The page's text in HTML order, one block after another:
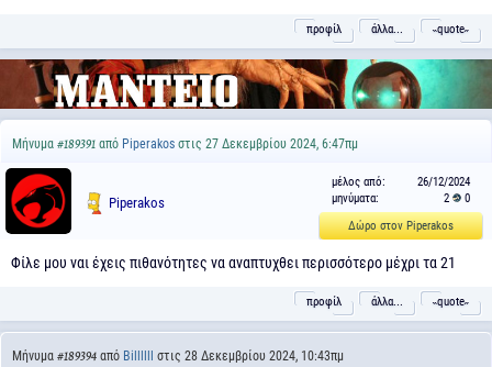
προφίλ άλλα... ˵quote˶
Μήνυμα #189391 από Piperakos στις 27 Δεκεμβρίου 2024, 6:47πμ
Piperakos
μέλος από:
26/12/2024
μηνύματα:
2
0
Δώρο στον Piperakos
Φίλε μου ναι έχεις πιθανότητες να αναπτυχθει περισσότερο μέχρι τα 21
προφίλ άλλα... ˵quote˶
Μήνυμα #189394 από Billllll στις 28 Δεκεμβρίου 2024, 10:43πμ